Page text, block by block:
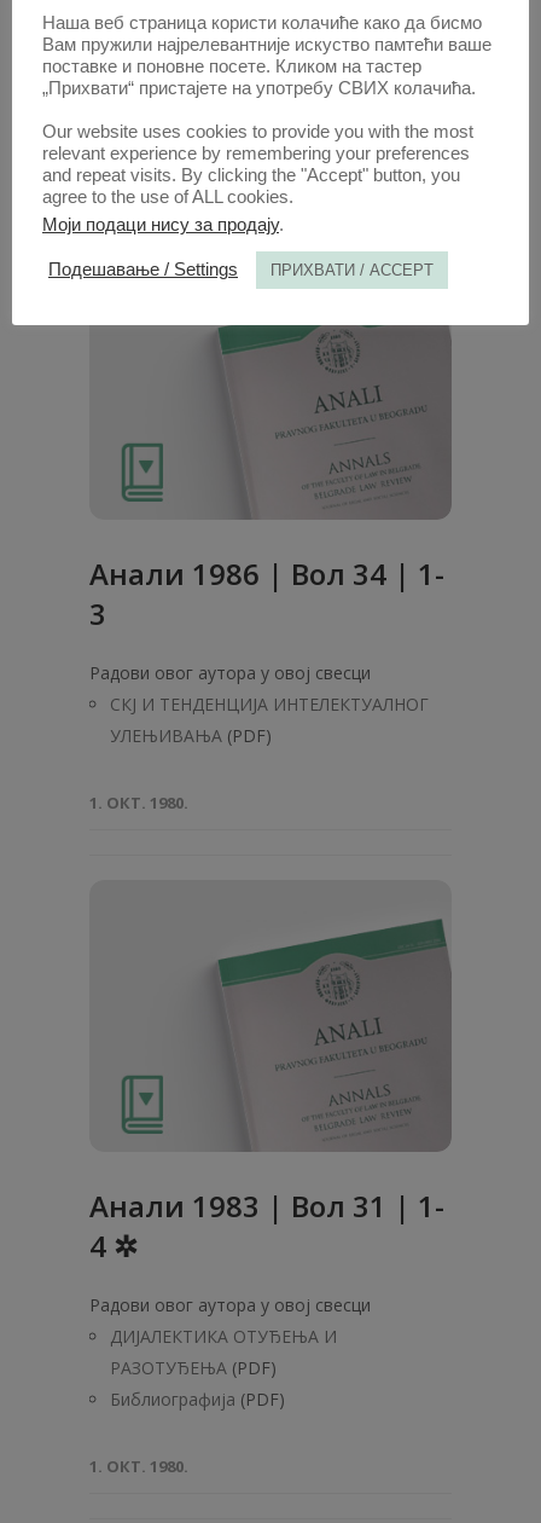
Радови овог аутора у овој свесци
УСПОН И СУНОВРАТ ЕВРОКОМУНИЗМА
(PDF)
1. ОКТ. 1980.
Анaли 1986 | Вол 34 | 1-
3
Радови овог аутора у овој свесци
СКЈ И ТЕНДЕНЦИЈА ИНТЕЛЕКТУАЛНОГ
УЛЕЊИВАЊА (PDF)
1. ОКТ. 1980.
Анaли 1983 | Вол 31 | 1-
4 ✲
Радови овог аутора у овој свесци
ДИЈАЛЕКТИКА ОТУЂЕЊА И
РАЗОТУЂЕЊА (PDF)
Библиографија (PDF)
1. ОКТ. 1980.
Наша веб страница користи колачиће како да бисмо
Вам пружили најрелевантније искуство памтећи ваше
поставке и поновне посете. Кликом на тастер
„Прихвати“ пристајете на употребу СВИХ колачића.
Our website uses cookies to provide you with the most
relevant experience by remembering your preferences
and repeat visits. By clicking the "Accept" button, you
agree to the use of ALL cookies.
Моји подаци нису за продају.
Подешавање / Settings ПРИХВАТИ / ACCEPT